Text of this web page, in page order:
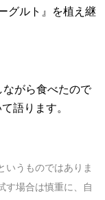
グルト』を植え継
がら食べたので
語ります。
いうものではありま
す場合は慎重に、自